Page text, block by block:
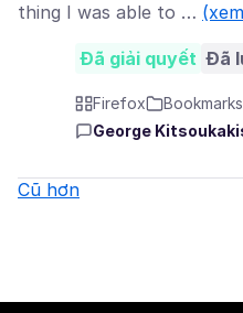
thing I was able to …
Đã giải quyết Đã
Firefox Bookmarks
George
Cũ hơn